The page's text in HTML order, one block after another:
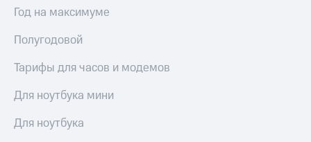
Год на максимуме
Полугодовой
Тарифы для часов и модемов
Для ноутбука мини
Для ноутбука